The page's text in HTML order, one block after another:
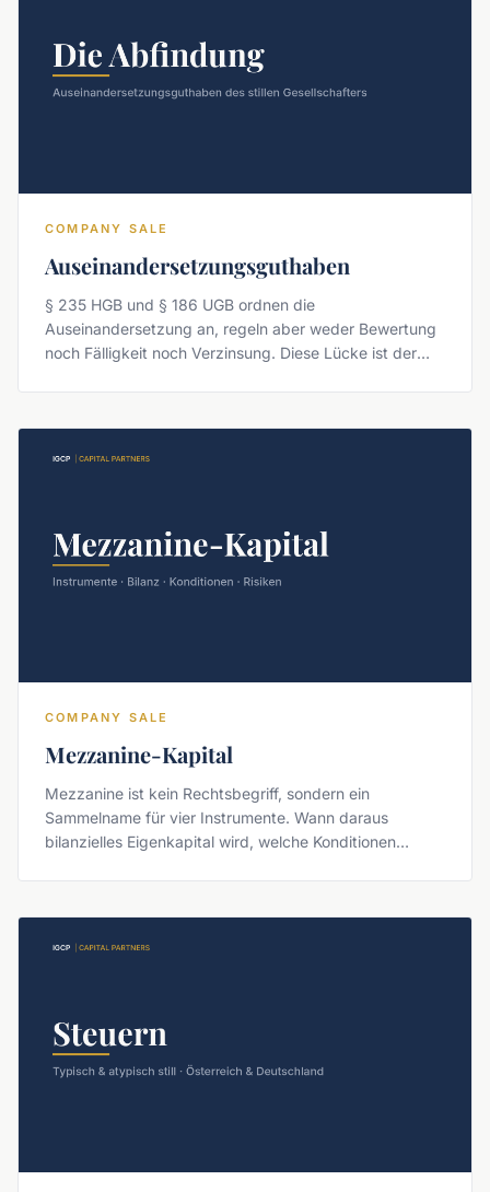
COMPANY SALE
Auseinandersetzungsguthaben
§ 235 HGB und § 186 UGB ordnen die
Auseinandersetzung an, regeln aber weder Bewertung
noch Fälligkeit noch Verzinsung. Diese Lücke ist der
COMPANY SALE
Mezzanine-Kapital
Mezzanine ist kein Rechtsbegriff, sondern ein
Sammelname für vier Instrumente. Wann daraus
bilanzielles Eigenkapital wird, welche Konditionen